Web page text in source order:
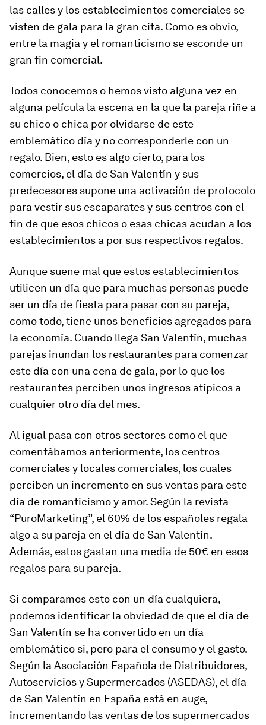
las calles y los establecimientos comerciales se
visten de gala para la gran cita. Como es obvio,
entre la magia y el romanticismo se esconde un
gran fin comercial.
Todos conocemos o hemos visto alguna vez en
alguna película la escena en la que la pareja riñe a
su chico o chica por olvidarse de este
emblemático día y no corresponderle con un
regalo. Bien, esto es algo cierto, para los
comercios, el día de San Valentín y sus
predecesores supone una activación de protocolo
para vestir sus escaparates y sus centros con el
fin de que esos chicos o esas chicas acudan a los
establecimientos a por sus respectivos regalos.
Aunque suene mal que estos establecimientos
utilicen un día que para muchas personas puede
ser un día de fiesta para pasar con su pareja,
como todo, tiene unos beneficios agregados para
la economía. Cuando llega San Valentín, muchas
parejas inundan los restaurantes para comenzar
este día con una cena de gala, por lo que los
restaurantes perciben unos ingresos atípicos a
cualquier otro día del mes.
Al igual pasa con otros sectores como el que
comentábamos anteriormente, los centros
comerciales y locales comerciales, los cuales
perciben un incremento en sus ventas para este
día de romanticismo y amor. Según la revista
“PuroMarketing”, el 60% de los españoles regala
algo a su pareja en el día de San Valentín.
Además, estos gastan una media de 50€ en esos
regalos para su pareja.
Si comparamos esto con un día cualquiera,
podemos identificar la obviedad de que el día de
San Valentín se ha convertido en un día
emblemático si, pero para el consumo y el gasto.
Según la Asociación Española de Distribuidores,
Autoservicios y Supermercados (ASEDAS), el día
de San Valentín en España está en auge,
incrementando las ventas de los supermercados